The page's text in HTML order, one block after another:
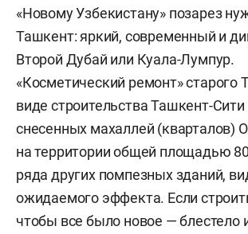
«Новому Узбекистану» позарез
Ташкент: яркий, современный и
Второй Дубай или Куала-Лумпур.
«Косметический ремонт» старого
виде строительства Ташкент-Сити
снесенных махаллей (кварталов)
на территории общей площадью
ряда других помпезных зданий,
ожидаемого эффекта. Если
чтобы все было новое — блестело